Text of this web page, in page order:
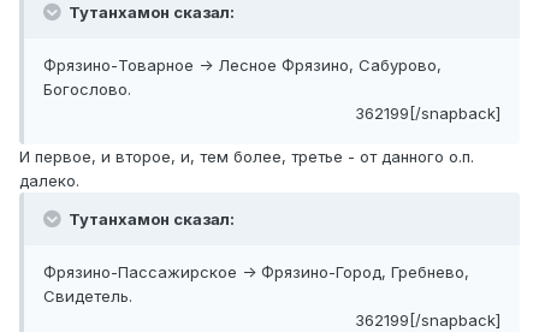
Тутанхамон сказал:
Фрязино-Товарное -> Лесное Фрязино, Сабурово,
Богослово.
362199[/snapback]
И первое, и второе, и, тем более, третье - от данного о.п.
далеко.
Тутанхамон сказал:
Фрязино-Пассажирское -> Фрязино-Город, Гребнево,
Свидетель.
362199[/snapback]